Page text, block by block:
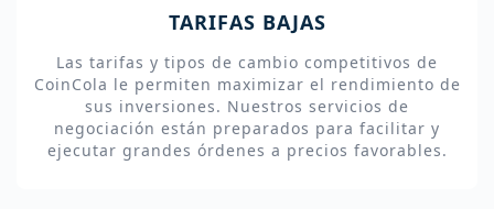
TARIFAS BAJAS
Las tarifas y tipos de cambio competitivos de
CoinCola le permiten maximizar el rendimiento de
sus inversiones. Nuestros servicios de
negociación están preparados para facilitar y
ejecutar grandes órdenes a precios favorables.